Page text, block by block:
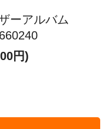
ーアルバム
円)